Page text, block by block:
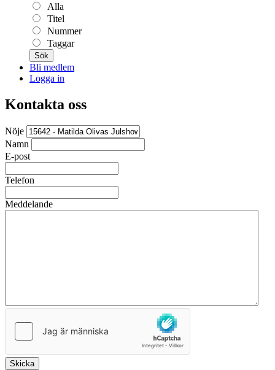
Alla
Titel
Nummer
Taggar
Sök
Bli medlem
Logga in
Kontakta oss
Nöje
Namn
E-post
Telefon
Meddelande
Skicka